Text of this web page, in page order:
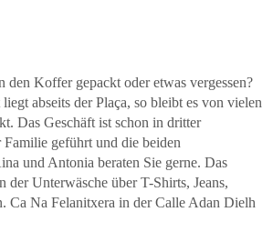
den Koffer gepackt oder etwas vergessen?
abseits der Plaça, so bleibt es von vielen
Das Geschäft ist schon in dritter
geführt und die beiden
und Antonia beraten Sie gerne. Das
der Unterwäsche über T-Shirts, Jeans,
Ca Na Felanitxera in der Calle Adan Dielh